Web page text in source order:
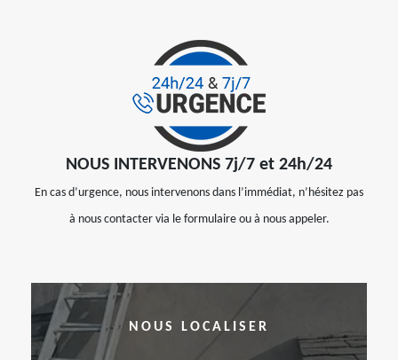
NOUS INTERVENONS 7j/7 et 24h/24
En cas d’urgence, nous intervenons dans l’immédiat, n’hésitez pas
à nous contacter via le formulaire ou à nous appeler.
NOUS LOCALISER